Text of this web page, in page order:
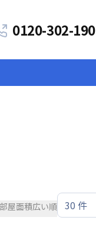
0120-302-190
部屋面積広い順